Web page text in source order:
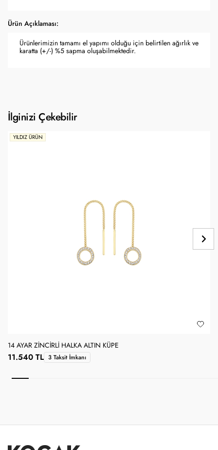
Ürün Açıklaması:
Ürünlerimizin tamamı el yapımı olduğu için belirtilen ağırlık ve
karatta (+/-) %5 sapma oluşabilmektedir.
İlginizi Çekebilir
YILDIZ ÜRÜN
14 AYAR ZINCIRLI HALKA ALTIN KÜPE
11.540 TL 3 Taksit İmkanı